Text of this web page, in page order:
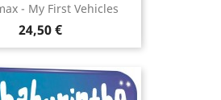
- My First Vehicles
Prix
24,50 €